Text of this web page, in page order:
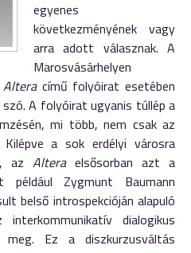
egyenes
következményének vagy
arra adott válasznak. A
Marosvásárhelyen
Alteracímű folyóirat esetében
szó. A folyóirat ugyanis túllép a
mi több, nem csak az
a sok erdélyi városra
az Alteraelsősorban azt a
például Zygmunt Baumann
belső introspekcióján alapuló
dialogikus
Ez a diszkurzusváltás